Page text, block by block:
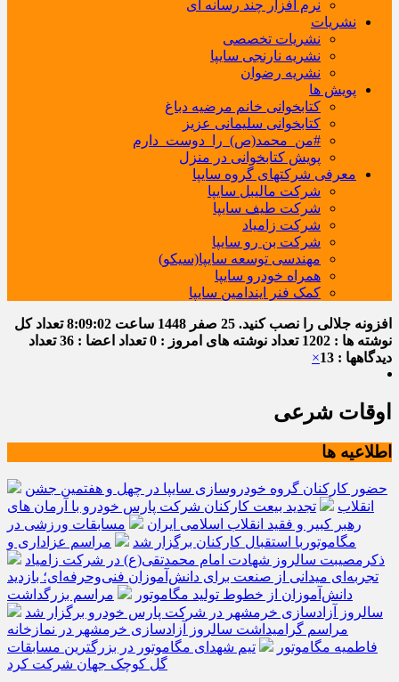
نرم افزار چند رسانه ای
نشریات
نشریات تخصصی
نشریه نارنجی سایپا
نشریه رضوان
پویش ها
کتابخوانی خانم مرضیه دباغ
کتابخوانی سلیمانی عزیز
#من_محمد(ص)_را_دوست_دارم
پویش کتابخوانی در منزل
معرفی شرکتهای گروه سایپا
شرکت مالیبل سایپا
شرکت طیف سایپا
شرکت زامیاد
شرکت بن رو سایپا
مهندسی توسعه سایپا(سیکو)
همراه خودرو سایپا
کمک فنر ایندامین سایپا
افزونه جلالی را نصب کنید. 25 صفر 1448 ساعت 8:09:03تعداد کل
نوشته ها : 1202
تعداد نوشته های امروز : 0 تعداد اعضا : 36
تعداد
دیدگاهها : 13
×
اوقات شرعی
اطلاعیه ها
حضور کارکنان گروه خودروسازی سایپا در چهل و هفتمین جشن
انقلاب
تجدید بیعت کارکنان شرکت پارس خودرو با آرمان های
رهبر کبیر و فقید انقلاب اسلامی ایران
مسابقات ورزشی در
مگاموتوربا استقبال کارکنان برگزار شد
مراسم عزاداری و
ذکرمصیبت سالروز شهادت امام محمدتقی(ع) در شرکت زامیاد
تجربه‌ای میدانی از صنعت برای دانش‌آموزان فنی‌وحرفه‌ای؛ بازدید
دانش‌آموزان از خطوط تولید مگاموتور
مراسم بزرگداشت
سالروز آزادسازی خرمشهر در شرکت پارس خودرو برگزار شد
مراسم گرامیداشت سالروز آزادسازی خرمشهر در نمازخانه
فاطمیه مگاموتور
تیم شهدای مگاموتور در بزرگترین مسابقات
گل کوچک جهان شرکت کرد